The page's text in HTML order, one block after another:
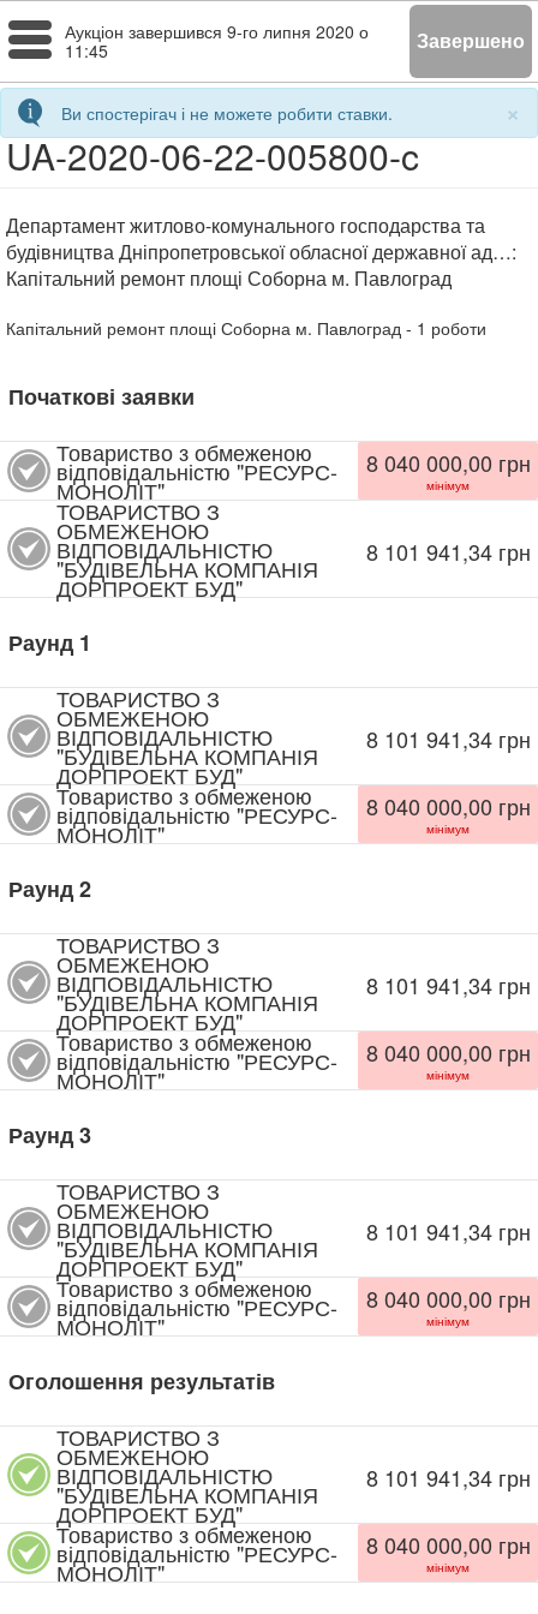
Toggle
navigation
Аукціон завершився 9-го липня 2020 о
11:45
Завершено
×
Ви спостерігач і не можете робити ставки.
UA-2020-06-22-005800-c
Департамент житлово-комунального господарства та
будівництва Дніпропетровської обласної державної ад…:
Капітальний ремонт площі Соборна м. Павлоград
Капітальний ремонт площі Соборна м. Павлоград - 1 роботи
Початкові заявки
Товариство з обмеженою
відповідальністю "РЕСУРС-
МОНОЛІТ"
8 040 000,00 грн
мінімум
ТОВАРИСТВО З
ОБМЕЖЕНОЮ
ВІДПОВІДАЛЬНІСТЮ
"БУДІВЕЛЬНА КОМПАНІЯ
ДОРПРОЕКТ БУД"
8 101 941,34 грн
Раунд 1
ТОВАРИСТВО З
ОБМЕЖЕНОЮ
ВІДПОВІДАЛЬНІСТЮ
"БУДІВЕЛЬНА КОМПАНІЯ
ДОРПРОЕКТ БУД"
8 101 941,34 грн
Товариство з обмеженою
відповідальністю "РЕСУРС-
МОНОЛІТ"
8 040 000,00 грн
мінімум
Раунд2
ТОВАРИСТВО З
ОБМЕЖЕНОЮ
ВІДПОВІДАЛЬНІСТЮ
"БУДІВЕЛЬНА КОМПАНІЯ
ДОРПРОЕКТ БУД"
8 101 941,34 грн
Товариство з обмеженою
відповідальністю "РЕСУРС-
МОНОЛІТ"
8 040 000,00 грн
мінімум
Раунд3
ТОВАРИСТВО З
ОБМЕЖЕНОЮ
ВІДПОВІДАЛЬНІСТЮ
"БУДІВЕЛЬНА КОМПАНІЯ
ДОРПРОЕКТ БУД"
8 101 941,34 грн
Товариство з обмеженою
відповідальністю "РЕСУРС-
МОНОЛІТ"
8 040 000,00 грн
мінімум
Оголошення результатів
ТОВАРИСТВО З
ОБМЕЖЕНОЮ
ВІДПОВІДАЛЬНІСТЮ
"БУДІВЕЛЬНА КОМПАНІЯ
ДОРПРОЕКТ БУД"
8 101 941,34 грн
Товариство з обмеженою
відповідальністю "РЕСУРС-
МОНОЛІТ"
8 040 000,00 грн
мінімум